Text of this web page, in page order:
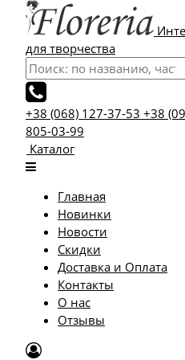
для творчества
+38 (068) 127-37-53 +38
805-03-99
Каталог
Главная
Новинки
Новости
Скидки
Доставка и Оплата
Контакты
О нас
Отзывы